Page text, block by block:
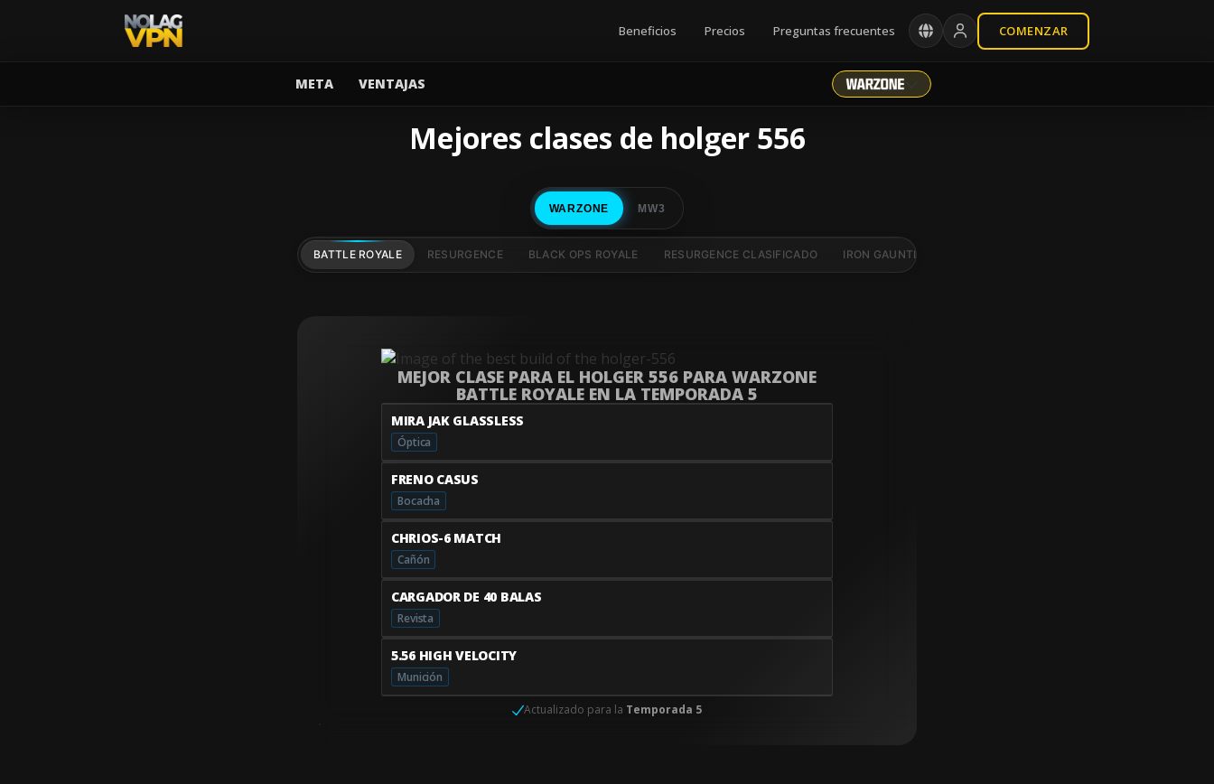
Beneficios Precios Preguntas frecuentes COMENZAR
META VENTAJAS
Mejores clases de holger 556
WARZONE MW3
BATTLE ROYALE RESURGENCE BLACK OPS ROYALE RESURGENCE CLASIFICADO IRON GAUNTLET
MEJOR CLASE PARA EL HOLGER 556 PARA WARZONE
BATTLE ROYALE EN LA TEMPORADA 5
MIRA JAK GLASSLESS
Óptica
FRENO CASUS
Bocacha
CHRIOS-6 MATCH
Cañón
CARGADOR DE 40 BALAS
Revista
5.56 HIGH VELOCITY
Munición
Actualizado para la Temporada 5